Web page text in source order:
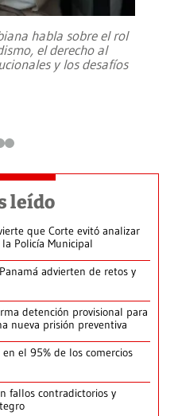
habla sobre el rol
el derecho al
y los desafíos
leído
que Corte evitó analizar
Policía Municipal
advierten de retos y
detención provisional para
nueva prisión preventiva
el 95% de los comercios
fallos contradictorios y